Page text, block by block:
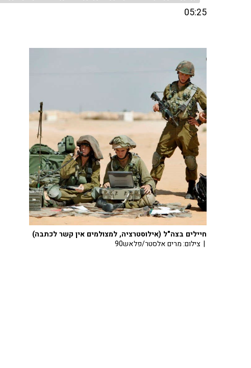
05:25
חיילים בצה"ל (אילוסטרציה, למצולמים אין קשר לכתבה)
| צילום: מרים אלסטר/פלאש90